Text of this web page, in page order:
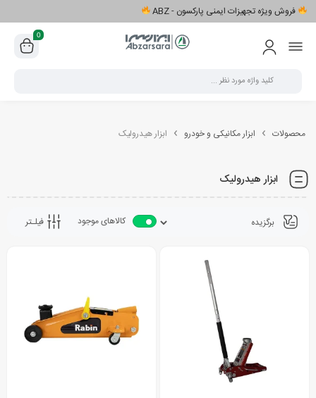
فروش ویژه تجهیزات ایمنی پارکسون - ABZ
0
محصولات ابزار مکانیکی و خودرو ابزار هیدرولیک
ابزار هیدرولیک
فیلـتر کالاهای موجود